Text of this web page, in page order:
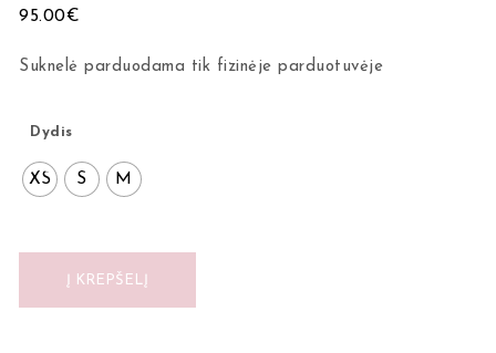
95.00€
Suknelė parduodama tik fizinėje parduotuvėje
Dydis
XS S M
Į KREPŠELĮ